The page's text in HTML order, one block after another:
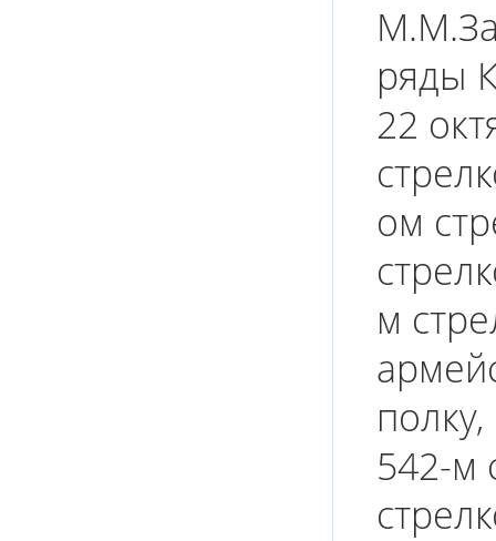
ряды
22
ом
м
542-м